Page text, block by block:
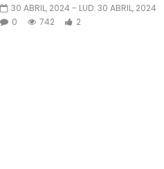
30 ABRIL, 2024 - LUD: 30 ABRIL, 2024
0
742 2